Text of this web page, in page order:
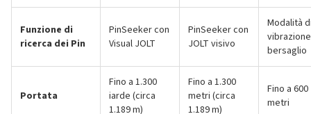
Funzione di
ricerca dei Pin
PinSeeker con
Visual JOLT
PinSeeker con
JOLT visivo
Modalità
bersaglio
Portata
Fino a 1.300
iarde (circa
1.189 m)
Fino a 1.300
metri (circa
1.189 m)
Fino a 600
metri